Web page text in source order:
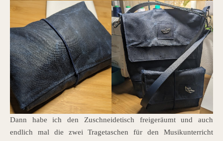
Dann habe ich den Zuschneidetisch freigeräumt und auch
endlich mal die zwei Tragetaschen für den Musikunterricht